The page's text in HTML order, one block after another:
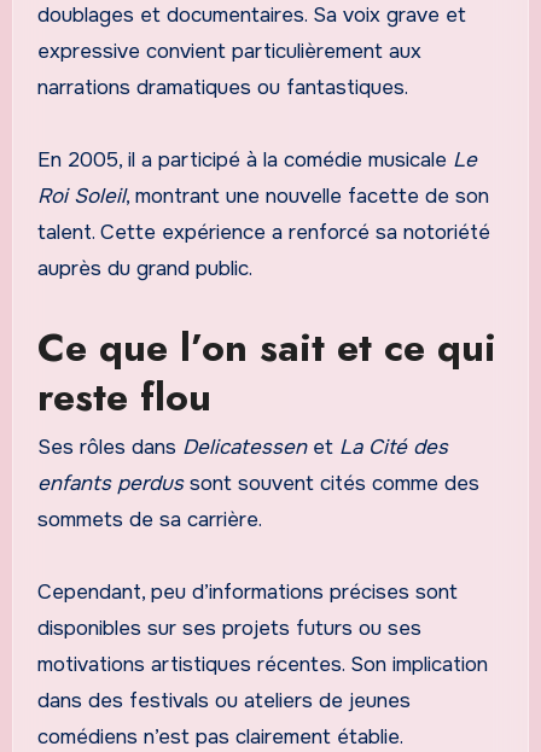
doublages et documentaires. Sa voix grave et
expressive convient particulièrement aux
narrations dramatiques ou fantastiques.
En 2005, il a participé à la comédie musicale Le
Roi Soleil, montrant une nouvelle facette de son
talent. Cette expérience a renforcé sa notoriété
auprès du grand public.
Ce que l’on sait et ce qui
reste flou
Ses rôles dans Delicatessenet La Cité des
enfants perdussont souvent cités comme des
sommets de sa carrière.
Cependant, peu d’informations précises sont
disponibles sur ses projets futurs ou ses
motivations artistiques récentes. Son implication
dans des festivals ou ateliers de jeunes
comédiens n’est pas clairement établie.